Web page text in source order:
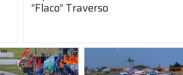
“Flaco” Traverso